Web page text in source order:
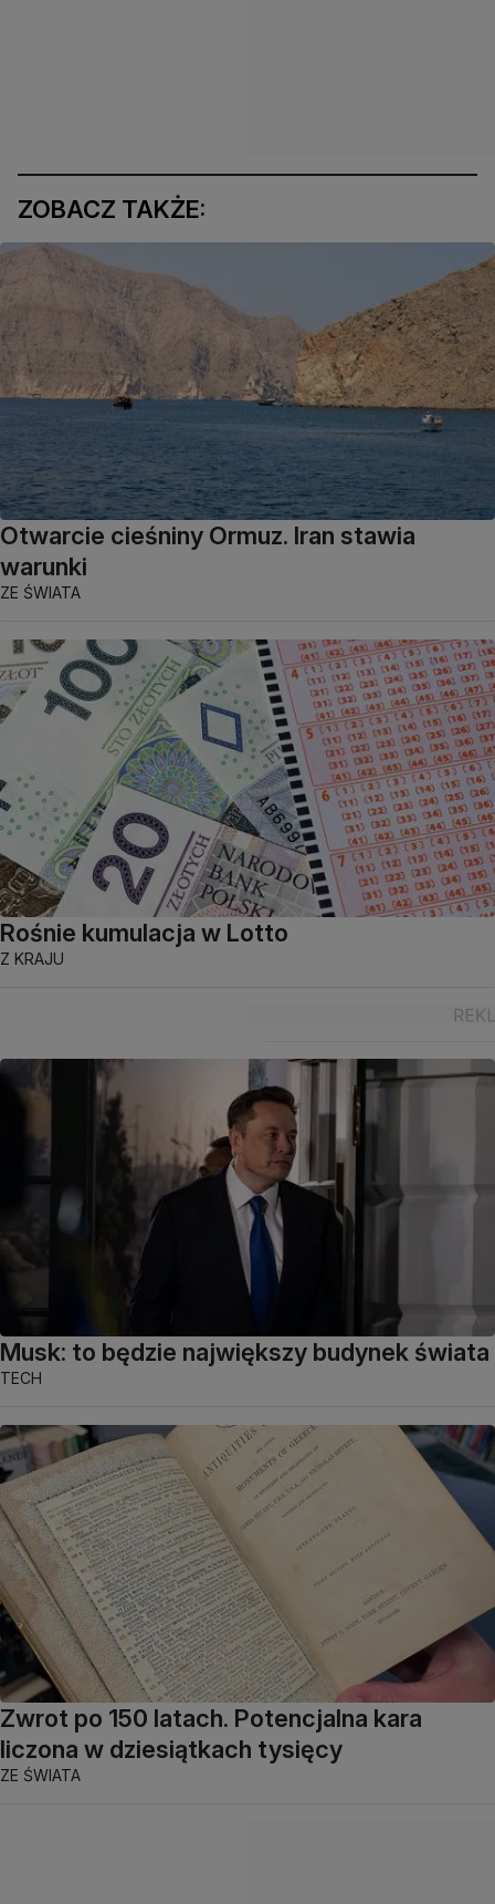
ZOBACZ TAKŻE:
Otwarcie cieśniny Ormuz. Iran stawia
warunki
ZE ŚWIATA
Rośnie kumulacja w Lotto
Z KRAJU
Musk: to będzie największy budynek świata
TECH
Zwrot po 150 latach. Potencjalna kara
liczona w dziesiątkach tysięcy
ZE ŚWIATA